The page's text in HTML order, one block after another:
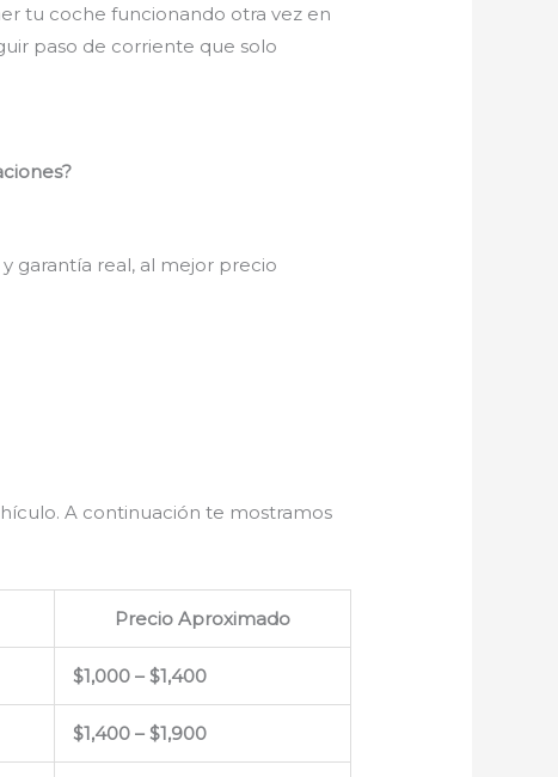
tu coche funcionando otra vez en
paso de corriente que solo
garantía real, al mejor precio
A continuación te mostramos
Precio Aproximado
$1,000 – $1,400
$1,400 – $1,900